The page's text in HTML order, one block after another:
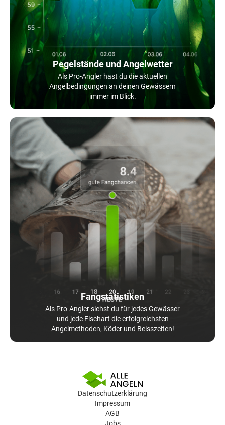
Pegelstände und Angelwetter
Als Pro-Angler hast du die aktuellen
Angelbedingungen an deinen Gewässern
immer im Blick.
Fangstatistiken
Als Pro-Angler siehst du für jedes Gewässer
und jede Fischart die erfolgreichsten
Angelmethoden, Köder und Beisszeiten!
Datenschutzerklärung
Impressum
AGB
Jobs